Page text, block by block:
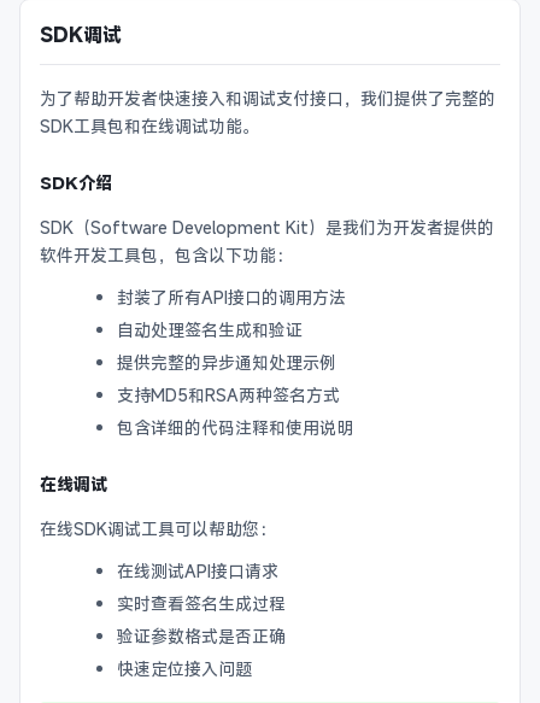
SDK调试
为了帮助开发者快速接入和调试支付接口，我们提供了完整的
SDK工具包和在线调试功能。
SDK介绍
SDK（Software Development Kit）是我们为开发者提供的
软件开发工具包，包含以下功能：
封装了所有API接口的调用方法
自动处理签名生成和验证
提供完整的异步通知处理示例
支持MD5和RSA两种签名方式
包含详细的代码注释和使用说明
在线调试
在线SDK调试工具可以帮助您：
在线测试API接口请求
实时查看签名生成过程
验证参数格式是否正确
快速定位接入问题